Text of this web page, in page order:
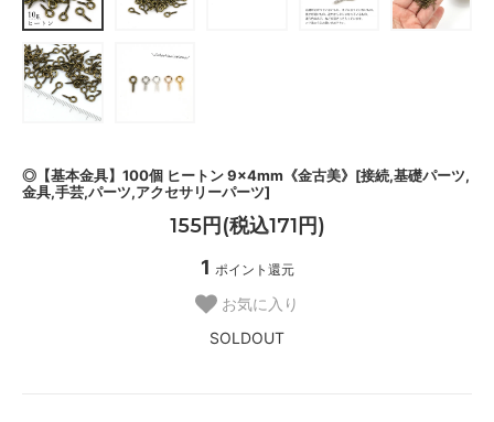
◎【基本金具】100個 ヒートン 9×4mm《金古美》[接続,基礎パーツ,
金具,手芸,パーツ,アクセサリーパーツ]
155円(税込171円)
1 ポイント還元
お気に入り
SOLDOUT